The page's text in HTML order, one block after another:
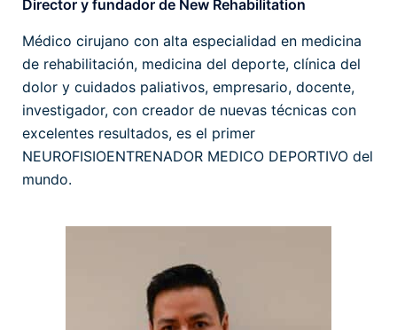
Director y fundador de New Rehabilitation
Médico cirujano con alta especialidad en medicina
de rehabilitación, medicina del deporte, clínica del
dolor y cuidados paliativos, empresario, docente,
investigador, con creador de nuevas técnicas con
excelentes resultados, es el primer
NEUROFISIOENTRENADOR MEDICO DEPORTIVO del
mundo.